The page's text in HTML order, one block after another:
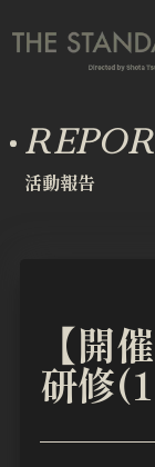
活動報告
【開
研修